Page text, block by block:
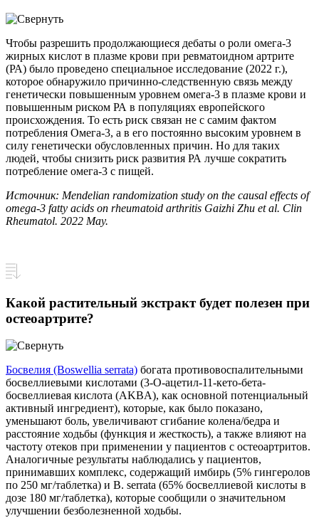
Чтобы разрешить продолжающиеся дебаты о роли омега-3
жирных кислот в плазме крови при ревматоидном артрите
(РА) было проведено специальное исследование (2022 г.),
которое обнаружило причинно-следственную связь между
генетически повышенным уровнем омега-3 в плазме крови и
повышенным риском РА в популяциях европейского
происхождения. То есть риск связан не с самим фактом
потребления Омега-3, а в его постоянно высоким уровнем в
силу генетически обусловленных причин. Но для таких
людей, чтобы снизить риск развития РА лучше сократить
потребление омега-3 с пищей.
Источник: Mendelian randomization study on the causal effects of
omega-3 fatty acids on rheumatoid arthritis Gaizhi Zhu et al. Clin
Rheumatol. 2022 May.
Какой растительный экстракт будет полезен при
остеоартрите?
Босвелия (Boswellia serrata) богата противовоспалительными
босвеллиевыми кислотами (3-O-ацетил-11-кето-бета-
босвеллиевая кислота (AKBA), как основной потенциальный
активный ингредиент), которые, как было показано,
уменьшают боль, увеличивают сгибание колена/бедра и
расстояние ходьбы (функция и жесткость), а также влияют на
частоту отеков при применении у пациентов с остеоартритов.
Аналогичные результаты наблюдались у пациентов,
принимавших комплекс, содержащий имбирь (5% гингеролов
по 250 мг/таблетка) и B. serrata (65% босвеллиевой кислоты в
дозе 180 мг/таблетка), которые сообщили о значительном
улучшении безболезненной ходьбы.